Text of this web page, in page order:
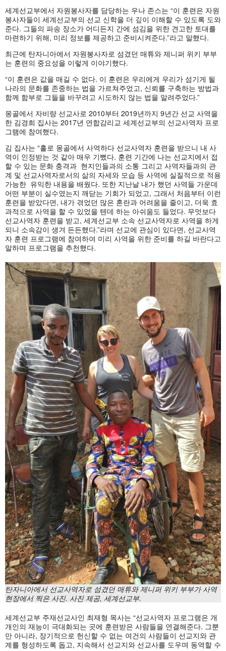
세계선교부에서 자원봉사자를 담당하는 우나 존스는 “이 훈련은 자원
봉사자들이 세계선교부의 선교 신학을 더 깊이 이해할 수 있도록 도와
준다. 그들의 파송 장소가 어디든지 간에 섬김을 위한 견고한 토대를
마련하기 위해, 미리 정보를 제공하고 준비시켜준다.”라고 말했다.
최근에 탄자니아에서 자원봉사자로 섬겼던 매튜와 제니퍼 위키 부부
는 훈련의 중요성을 이렇게 이야기했다.
“이 훈련은 값을 매길 수 없다. 이 훈련은 우리에게 우리가 섬기게 될
나라의 문화를 존중하는 법을 가르쳐주었고, 신뢰를 구축하는 방법과
함께 함부로 그들을 바꾸려고 시도하지 않는 법을 알려주었다.”
몽골에서 자비량 선교사로 2010부터 2019년까지 9년간 선교 사역을
한 김경희 집사는 2017년 연합감리교 세계선교부의 선교사역자 프로
그램에 참여했다.
김 집사는 “홀로 몽골에서 사역하다 선교사역자 훈련을 받으니 내 사
역이 인정받는 것 같아 매우 기뻤다. 훈련 기간에 나는 선교지에서 접
할 수 있는 문화 충격과 현지인들과의 소통 그리고 사역자들과의 관
계 및 선교사역자로서의 삶의 자세와 모습 등 사역에 실질적으로 적용
가능한 유익한 내용을 배웠다. 또한 지난날 내가 했던 사역들 가운데
어떤 부분이 실수였는지 깨닫는 기회가 되었고, 그래서 처음부터 이런
훈련을 받았다면, 내가 겪었던 많은 혼란과 어려움을 줄이고, 더욱 효
과적으로 사역을 할 수 있었을 텐데 하는 아쉬움도 들었다. 무엇보다
선교사역자 훈련을 받고, 세계선교부 소속 선교사역자로 사역을 하게
되니 소속감이 생겨 든든했다.”라며 선교에 관심이 있다면, 선교사역
자 훈련 프로그램에 참여하여 미리 사역을 위한 준비를 하길 바란다고
말하며 프로그램을 추천했다.
탄자니아에서 선교사역자로 섬겼던 매튜와 제니퍼 위키 부부가 사역
현장에서 찍은 사진. 사진 제공, 세계선교부.
세계선교부 주재선교사인 최재형 목사는 “선교사역자 프로그램은 개
개인의 재능이 극대화되는 곳에 훈련받은 사람들을 연결해준다. 그뿐
만 아니라, 장기적으로 헌신할 수 없는 여건의 사람들이 선교지와 관
계를 형성하도록 돕고, 지속해서 선교지와 선교사를 도우며 동역할 수